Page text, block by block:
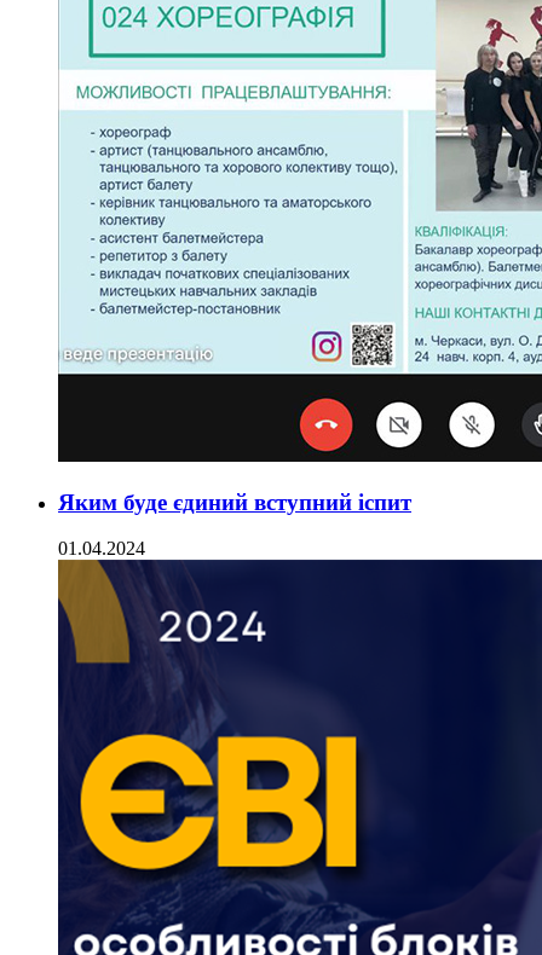
Яким буде єдиний вступний іспит
01.04.2024